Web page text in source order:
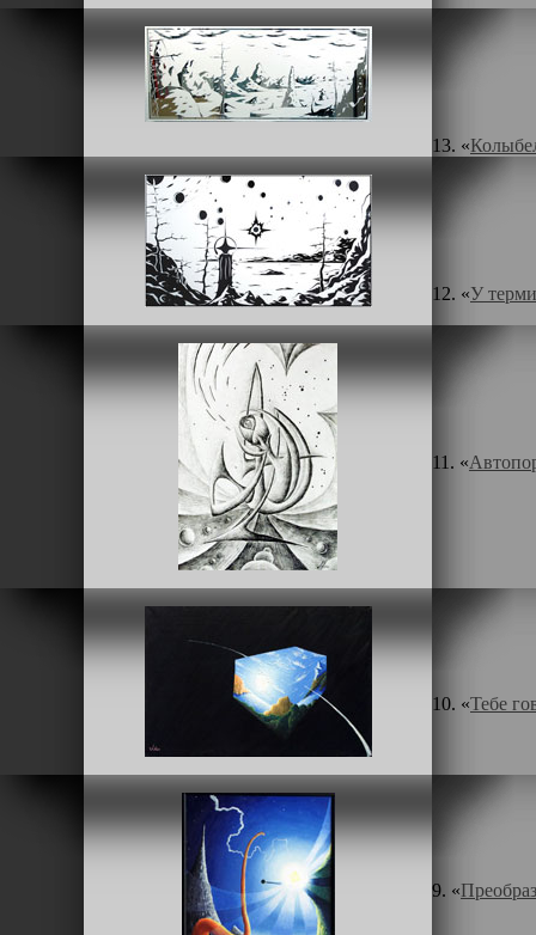
13. «
12. «У
11. «
10. «Тебе
9. «